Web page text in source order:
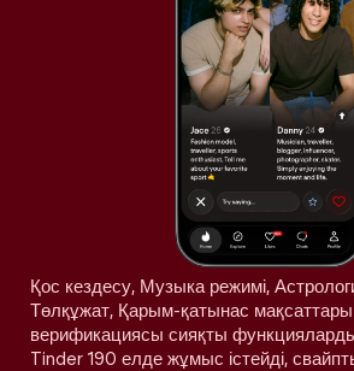
Қос кездесу, Музыка режимі,
Төлқұжат, Қарым-қатынас
верификациясы сияқты
Tinder 190 елде жұмыс істейді,